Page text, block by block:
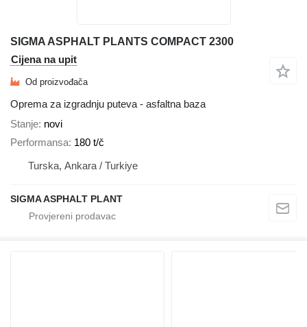
SIGMA ASPHALT PLANTS COMPACT 2300
Cijena na upit
Od proizvođača
Oprema za izgradnju puteva - asfaltna baza
Stanje novi
Performansa 180 t/č
Turska, Ankara / Turkiye
SIGMA ASPHALT PLANT